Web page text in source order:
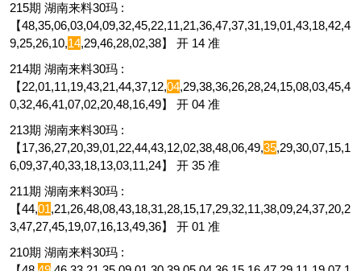
215期 湖南来料30玛 :
【48,35,06,03,04,09,32,45,22,11,21,36,47,37,31,19,01,43,18,42,4
9,25,26,10,14,29,46,28,02,38】 开 14 准
214期 湖南来料30玛 :
【22,01,11,19,43,21,44,37,12,04,29,38,36,26,28,24,15,08,03,45,4
0,32,46,41,07,02,20,48,16,49】 开 04 准
213期 湖南来料30玛 :
【17,36,27,20,39,01,22,44,43,12,02,38,48,06,49,35,29,30,07,15,1
6,09,37,40,33,18,13,03,11,24】 开 35 准
211期 湖南来料30玛 :
【44,01,21,26,48,08,43,18,31,28,15,17,29,32,11,38,09,24,37,20,2
3,47,27,45,19,07,16,13,49,36】 开 01 准
210期 湖南来料30玛 :